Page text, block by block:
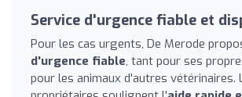
Service d'urgence fiable et
Pour les cas urgents, De Merode
d'urgence fiable, tant pour ses
pour les animaux d'autres vétérinaires.